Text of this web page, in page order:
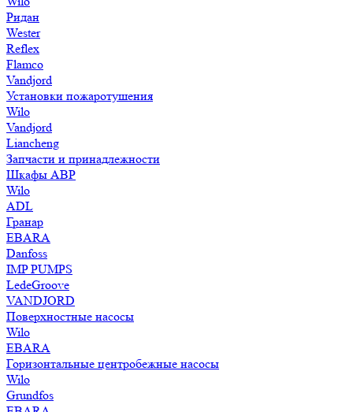
Ридан
Wester
Reflex
Flamco
Vandjord
Установки пожаротушения
Wilo
Vandjord
Liancheng
Запчасти и принадлежности
Шкафы АВР
Wilo
ADL
Гранар
EBARA
Danfoss
IMP PUMPS
LedeGroove
VANDJORD
Поверхностные насосы
Wilo
EBARA
Горизонтальные центробежные насосы
Wilo
Grundfos